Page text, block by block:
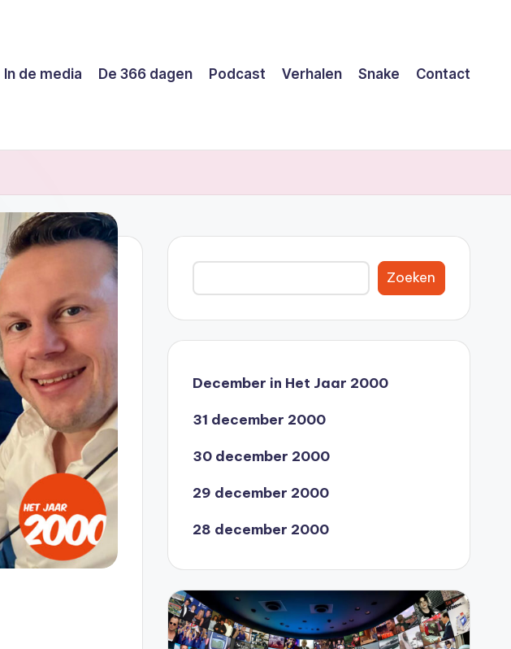
In de media De 366 dagen Podcast Verhalen Snake Contact
Zoeken
Zoeken
December in Het Jaar 2000
31 december 2000
30 december 2000
29 december 2000
28 december 2000